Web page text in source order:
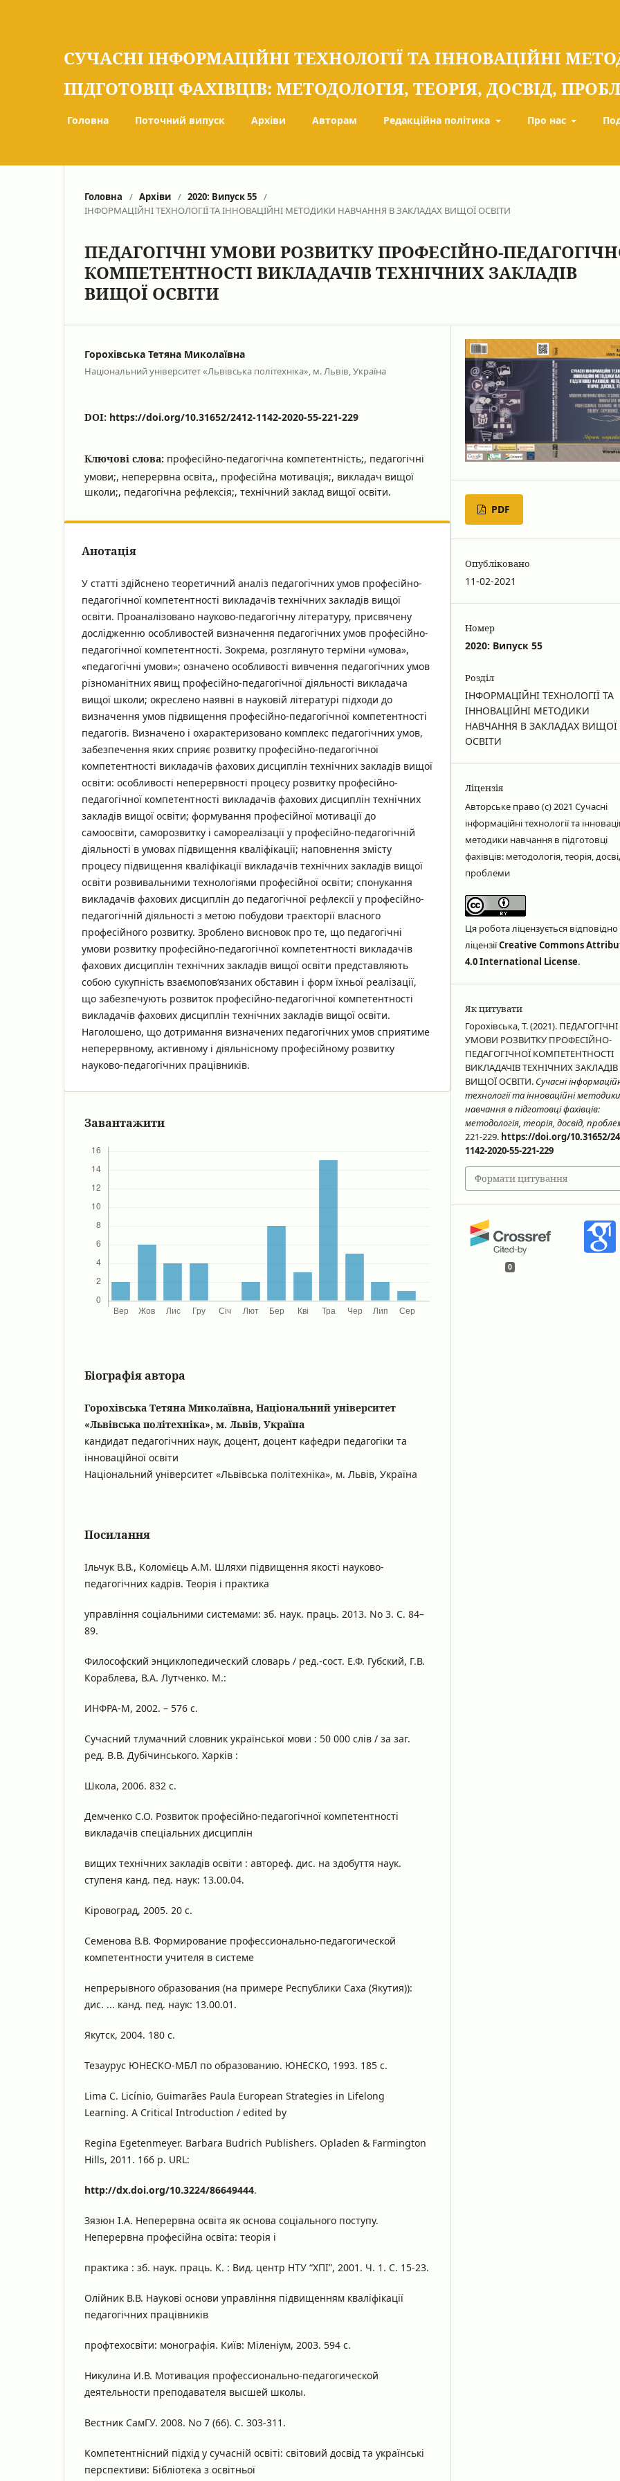
СУЧАСНІ ІНФОРМАЦІЙНІ ТЕХНОЛОГІЇ ТА ІННОВАЦІЙНІ
ПІДГОТОВЦІ ФАХІВЦІВ: МЕТОДОЛОГІЯ, ТЕОРІЯ, ДОСВІД,
Головна Поточний випуск Архіви Авторам Редакційна політика Про нас
Головна / Архіви / 2020: Випуск 55 /
ІНФОРМАЦІЙНІ ТЕХНОЛОГІЇ ТА ІННОВАЦІЙНІ МЕТОДИКИ НАВЧАННЯ В ЗАКЛАДАХ ВИЩОЇ ОСВІТИ
ПЕДАГОГІЧНІ УМОВИ РОЗВИТКУ ПРОФЕСІЙНО-
КОМПЕТЕНТНОСТІ ВИКЛАДАЧІВ ТЕХНІЧНИХ ЗАКЛАДІВ
ВИЩОЇ ОСВІТИ
Горохівська Тетяна Миколаївна
Національний університет «Львівська політехніка», м. Львів, Україна
DOI: https://doi.org/10.31652/2412-1142-2020-55-221-229
Ключові слова: професійно-педагогічна компетентність;, педагогічні
умови;, неперервна освіта,, професійна мотивація;, викладач вищої
школи;, педагогічна рефлексія;, технічний заклад вищої освіти.
Анотація
У статті здійснено теоретичний аналіз педагогічних умов професійно-
педагогічної компетентності викладачів технічних закладів вищої
освіти. Проаналізовано науково-педагогічну літературу, присвячену
дослідженню особливостей визначення педагогічних умов професійно-
педагогічної компетентності. Зокрема, розглянуто терміни «умова»,
«педагогічні умови»; означено особливості вивчення педагогічних умов
різноманітних явищ професійно-педагогічної діяльності викладача
вищої школи; окреслено наявні в науковій літературі підходи до
визначення умов підвищення професійно-педагогічної компетентності
педагогів. Визначено і охарактеризовано комплекс педагогічних умов,
забезпечення яких сприяє розвитку професійно-педагогічної
компетентності викладачів фахових дисциплін технічних закладів вищої
освіти: особливості неперервності процесу розвитку професійно-
педагогічної компетентності викладачів фахових дисциплін технічних
закладів вищої освіти; формування професійної мотивації до
самоосвіти, саморозвитку і самореалізації у професійно-педагогічній
діяльності в умовах підвищення кваліфікації; наповнення змісту
процесу підвищення кваліфікації викладачів технічних закладів вищої
освіти розвивальними технологіями професійної освіти; спонукання
викладачів фахових дисциплін до педагогічної рефлексії у професійно-
педагогічній діяльності з метою побудови траєкторії власного
професійного розвитку. Зроблено висновок про те, що педагогічні
умови розвитку професійно-педагогічної компетентності викладачів
фахових дисциплін технічних закладів вищої освіти представляють
собою сукупність взаємопов’язаних обставин і форм їхньої реалізації,
що забезпечують розвиток професійно-педагогічної компетентності
викладачів фахових дисциплін технічних закладів вищої освіти.
Наголошено, що дотримання визначених педагогічних умов сприятиме
неперервному, активному і діяльнісному професійному розвитку
науково-педагогічних працівників.
Завантажити
Біографія автора
Горохівська Тетяна Миколаївна, Національний університет
«Львівська політехніка», м. Львів, Україна
кандидат педагогічних наук, доцент, доцент кафедри педагогіки та
інноваційної освіти
Національний університет «Львівська політехніка», м. Львів, Україна
Посилання
Ільчук В.В., Коломієць А.М. Шляхи підвищення якості науково-
педагогічних кадрів. Теорія і практика
управління соціальними системами: зб. наук. праць. 2013. No 3. С. 84–
89.
Философский энциклопедический словарь / ред.-сост. Е.Ф. Губский, Г.В.
Кораблева, В.А. Лутченко. М.:
ИНФРА-М, 2002. – 576 с.
Сучасний тлумачний словник української мови : 50 000 слів / за заг.
ред. B.В. Дубічинського. Харків :
Школа, 2006. 832 с.
Демченко С.О. Розвиток професійно-педагогічної компетентності
викладачів спеціальних дисциплін
вищих технічних закладів освіти : автоpеф. дис. на здобуття наук.
ступеня канд. пед. наук: 13.00.04.
Кіровоград, 2005. 20 с.
Семенова В.В. Формирование профессионально-педагогической
компетентности учителя в системе
непрерывного образования (на примере Республики Саха (Якутия)):
дис. ... канд. пед. наук: 13.00.01.
Якутск, 2004. 180 с.
Тезаурус ЮНЕСКО-МБЛ по образованию. ЮНЕСКО, 1993. 185 с.
Lima С. Licínio, Guimarães Paula European Strategies in Lifelong
Learning. A Critical Introduction / edited by
Regina Egetenmeyer. Barbara Budrich Publishers. Opladen & Farmington
Hills, 2011. 166 p. URL:
http://dx.doi.org/10.3224/86649444.
Зязюн І.А. Неперервна освіта як основа соціального поступу.
Неперервна професійна освіта: теорія і
практика : зб. наук. праць. К. : Вид. центр НТУ “ХПІ”, 2001. Ч. 1. С. 15-23.
Олійник В.В. Наукові основи управління підвищенням кваліфікації
педагогічних працівників
профтехосвіти: монографія. Київ: Міленіум, 2003. 594 с.
Никулина И.В. Мотивация профессионально-педагогической
деятельности преподавателя высшей школы.
Вестник СамГУ. 2008. No 7 (66). С. 303-311.
Компетентнісний підхід у сучасній освіті: світовий досвід та українські
перспективи: Бібліотека з освітньої
PDF
Опубліковано
11-02-2021
Номер
2020: Випуск 55
Розділ
ІНФОРМАЦІЙНІ ТЕХНОЛОГІЇ ТА
ІННОВАЦІЙНІ МЕТОДИКИ
НАВЧАННЯ В ЗАКЛАДАХ ВИЩОЇ
ОСВІТИ
Ліцензія
Авторське право (c) 2021 Сучасні
інформаційні технології та
методики навчання в підготовці
фахівців: методологія, теорія,
проблеми
Ця робота ліцензується
ліцензіїCreative Commons
4.0 International License.
Як цитувати
Горохівська, Т. (2021). ПЕДАГОГІЧНІ
УМОВИ РОЗВИТКУ ПРОФЕСІЙНО-
ПЕДАГОГІЧНОЇ КОМПЕТЕНТНОСТІ
ВИКЛАДАЧІВ ТЕХНІЧНИХ ЗАКЛАДІВ
ВИЩОЇ ОСВІТИ. Сучасні
технології та інноваційні методики
навчання в підготовці фахівців:
методологія, теорія, досвід,
221-229. https://doi.org/10.31652/
1142-2020-55-221-229
Формати цитування
0